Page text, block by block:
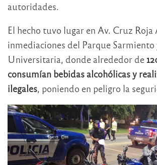
autoridades.
El hecho tuvo lugar en Av. Cruz Roja
inmediaciones del Parque
Universitaria, donde alrededor de
consumían bebidas alcohólicas y
ilegales, poniendo en peligro la